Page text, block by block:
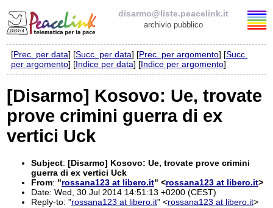
disarmo@liste.peacelink.it
archivio pubblico
Elenco delle liste
Iscrizione / Cancellazione
Policy delle liste di PeaceLink
Informativa sulla privacy
Richieste di rimozione
[Prec. per data] [Succ. per data] [Prec. per argomento] [Succ.
per argomento] [Indice per data] [Indice per argomento]
[Disarmo] Kosovo: Ue, trovate
prove crimini guerra di ex
vertici Uck
Subject: [Disarmo] Kosovo: Ue, trovate prove crimini
guerra di ex vertici Uck
From: "rossana123 at libero.it" <rossana123 at libero.it>
Date: Wed, 30 Jul 2014 14:51:13 +0200 (CEST)
Reply-to: "rossana123 at libero.it" <rossana123 at libero.it>